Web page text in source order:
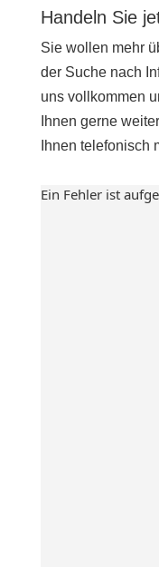
Handeln Sie
Sie wollen mehr
der Suche nach
uns vollkommen
Ihnen gerne
Ihnen telefonisch